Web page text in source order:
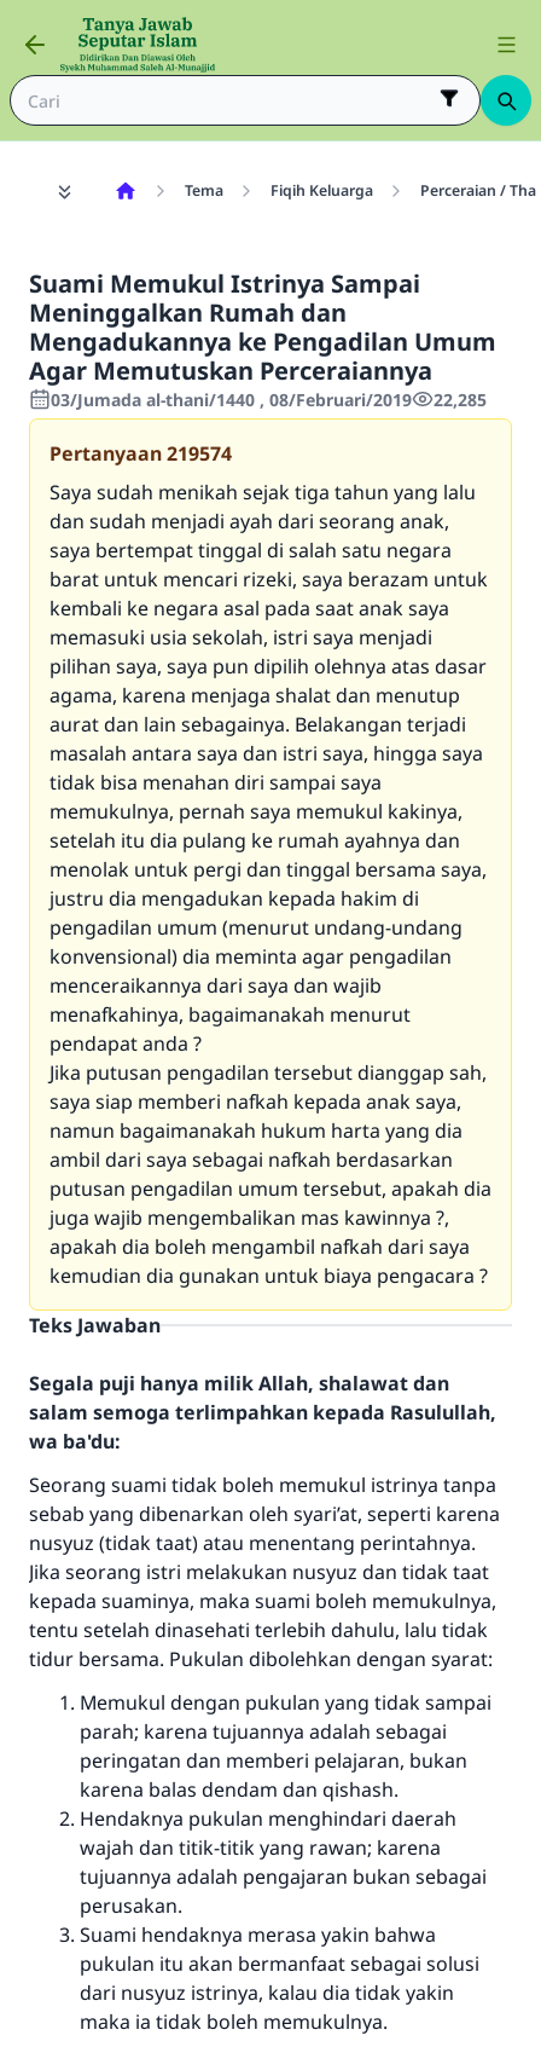
Tema Fiqih Keluarga Perceraian /
Suami Memukul Istrinya Sampai
Meninggalkan Rumah dan
Mengadukannya ke Pengadilan Umum
Agar Memutuskan Perceraiannya
03/Jumada al-thani/1440 , 08/Februari/2019 22,285
Pertanyaan219574
Saya sudah menikah sejak tiga tahun yang lalu
dan sudah menjadi ayah dari seorang anak,
saya bertempat tinggal di salah satu negara
barat untuk mencari rizeki, saya berazam untuk
kembali ke negara asal pada saat anak saya
memasuki usia sekolah, istri saya menjadi
pilihan saya, saya pun dipilih olehnya atas dasar
agama, karena menjaga shalat dan menutup
aurat dan lain sebagainya. Belakangan terjadi
masalah antara saya dan istri saya, hingga saya
tidak bisa menahan diri sampai saya
memukulnya, pernah saya memukul kakinya,
setelah itu dia pulang ke rumah ayahnya dan
menolak untuk pergi dan tinggal bersama saya,
justru dia mengadukan kepada hakim di
pengadilan umum (menurut undang-undang
konvensional) dia meminta agar pengadilan
menceraikannya dari saya dan wajib
menafkahinya, bagaimanakah menurut
pendapat anda ?
Jika putusan pengadilan tersebut dianggap sah,
saya siap memberi nafkah kepada anak saya,
namun bagaimanakah hukum harta yang dia
ambil dari saya sebagai nafkah berdasarkan
putusan pengadilan umum tersebut, apakah dia
juga wajib mengembalikan mas kawinnya ?,
apakah dia boleh mengambil nafkah dari saya
kemudian dia gunakan untuk biaya pengacara ?
Teks Jawaban
Segala puji hanya milik Allah, shalawat dan
salam semoga terlimpahkan kepada Rasulullah,
wa ba'du:
Seorang suami tidak boleh memukul istrinya tanpa
sebab yang dibenarkan oleh syari’at, seperti karena
nusyuz (tidak taat) atau menentang perintahnya.
Jika seorang istri melakukan nusyuz dan tidak taat
kepada suaminya, maka suami boleh memukulnya,
tentu setelah dinasehati terlebih dahulu, lalu tidak
tidur bersama. Pukulan dibolehkan dengan syarat:
Memukul dengan pukulan yang tidak sampai
parah; karena tujuannya adalah sebagai
peringatan dan memberi pelajaran, bukan
karena balas dendam dan qishash.
Hendaknya pukulan menghindari daerah
wajah dan titik-titik yang rawan; karena
tujuannya adalah pengajaran bukan sebagai
perusakan.
Suami hendaknya merasa yakin bahwa
pukulan itu akan bermanfaat sebagai solusi
dari nusyuz istrinya, kalau dia tidak yakin
maka ia tidak boleh memukulnya.